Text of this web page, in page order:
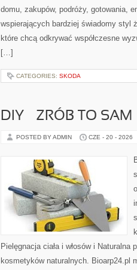
domu, zakupów, podróży, gotowania,
wspierających bardziej świadomy styl
które chcą odkrywać współczesne
[…]
CATEGORIES: SKODA
DIY – ZRÓB TO SAM
POSTED BY ADMIN CZE - 20 - 2026
Pielęgnacja ciała i włosów i
kosmetyków naturalnych. Bioarp24.pl